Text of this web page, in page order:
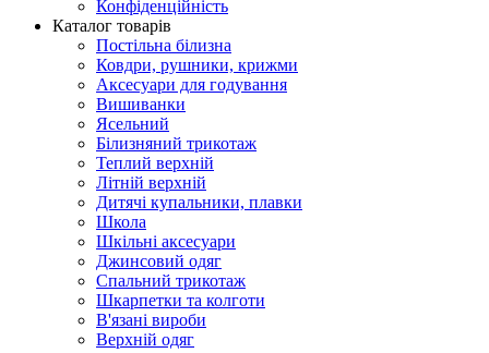
Конфіденційність
Каталог товарів
Постільна білизна
Ковдри, рушники, крижми
Аксесуари для годування
Вишиванки
Ясельний
Білизняний трикотаж
Теплий верхній
Літній верхній
Дитячі купальники, плавки
Школа
Шкільні аксесуари
Джинсовий одяг
Спальний трикотаж
Шкарпетки та колготи
В'язані вироби
Верхній одяг